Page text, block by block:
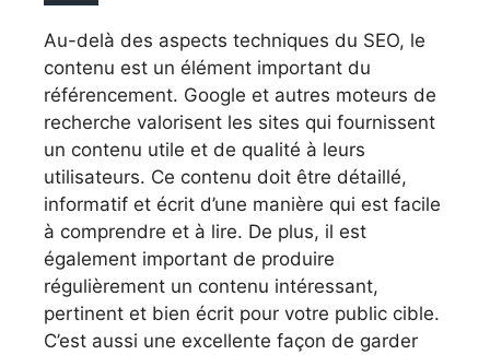
Au-delà des aspects techniques du SEO, le
contenu est un élément important du
référencement. Google et autres moteurs de
recherche valorisent les sites qui fournissent
un contenu utile et de qualité à leurs
utilisateurs. Ce contenu doit être détaillé,
informatif et écrit d’une manière qui est facile
à comprendre et à lire. De plus, il est
également important de produire
régulièrement un contenu intéressant,
pertinent et bien écrit pour votre public cible.
C’est aussi une excellente façon de garder